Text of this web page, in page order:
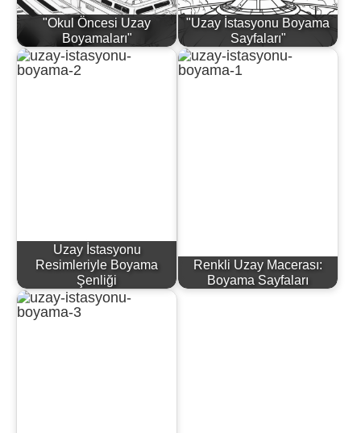
"Okul Öncesi Uzay
Boyamaları"
"Uzay İstasyonu Boyama
Sayfaları"
Uzay İstasyonu
Resimleriyle Boyama
Şenliği
Renkli Uzay Macerası:
Boyama Sayfaları